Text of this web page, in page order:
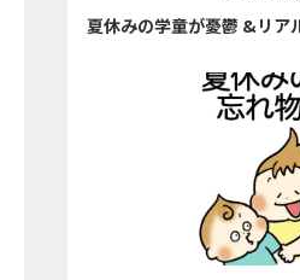
夏休みの学童が憂鬱 &リア